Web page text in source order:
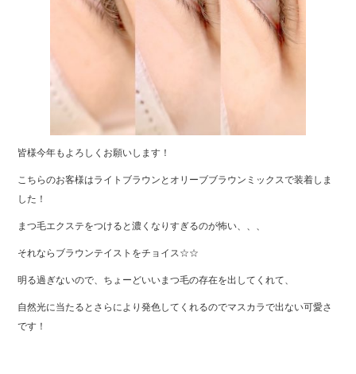
皆様今年もよろしくお願いします！
こちらのお客様はライトブラウンとオリーブブラウンミックスで装着しま
した！
まつ毛エクステをつけると濃くなりすぎるのが怖い、、、
それならブラウンテイストをチョイス☆☆
明る過ぎないので、ちょーどいいまつ毛の存在を出してくれて、
自然光に当たるとさらにより発色してくれるのでマスカラで出ない可愛さ
です！